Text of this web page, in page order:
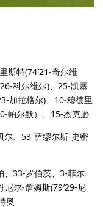
斯特(74′21-奇尔维
科尔维尔)、25-凯塞
加拉格尔)、10-穆德里
帕尔默）、15-杰克逊
尔、53-萨缪尔斯-史密
、33-罗伯茨、3-菲尔
尔-詹姆斯(79′29-尼
奥